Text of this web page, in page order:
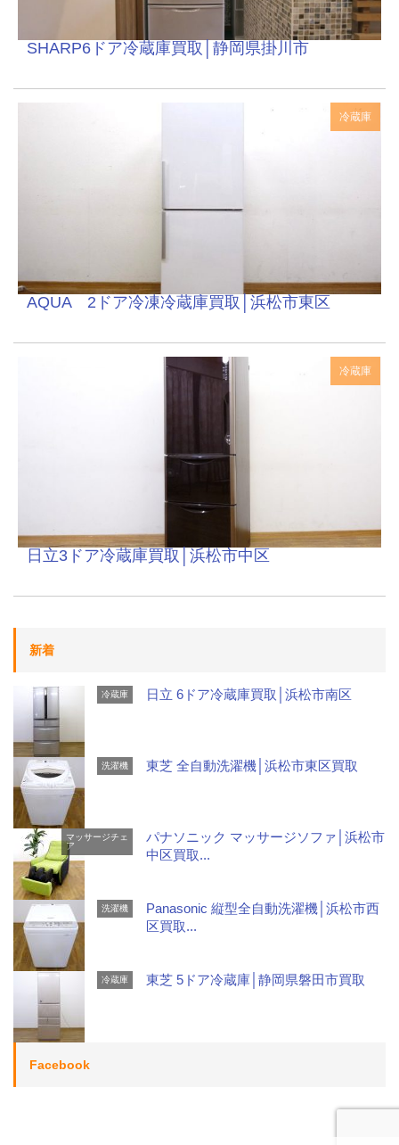
SHARP6ドア冷蔵庫買取│静岡県掛川市
冷蔵庫
AQUA 2ドア冷凍冷蔵庫買取│浜松市東区
冷蔵庫
日立3ドア冷蔵庫買取│浜松市中区
新着
冷蔵庫 日立 6ドア冷蔵庫買取│浜松市南区
洗濯機 東芝 全自動洗濯機│浜松市東区買取
マッサージチェ
ア
パナソニック マッサージソファ│浜松市
中区買取...
洗濯機
Panasonic 縦型全自動洗濯機│浜松市西
区買取...
冷蔵庫 東芝 5ドア冷蔵庫│静岡県磐田市買取
Facebook